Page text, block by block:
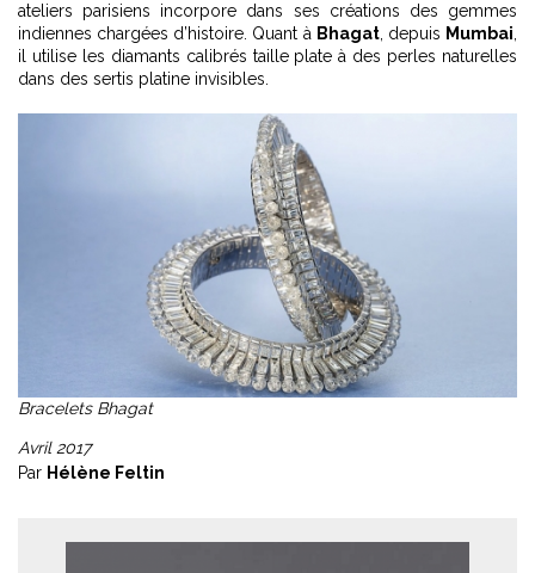
ateliers parisiens incorpore dans ses créations des gemmes
indiennes chargées d’histoire. Quant à Bhagat, depuis Mumbai,
il utilise les diamants calibrés taille plate à des perles naturelles
dans des sertis platine invisibles.
Bracelets Bhagat
Avril 2017
Par Hélène Feltin